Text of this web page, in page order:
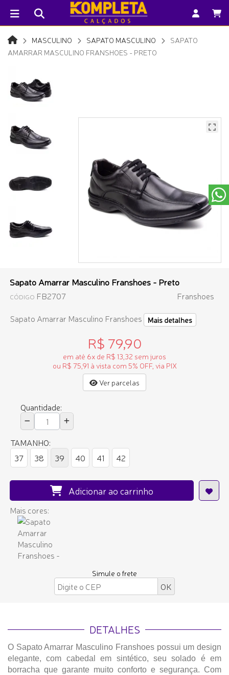
MASCULINO SAPATO MASCULINO
SAPATO
AMARRAR MASCULINO FRANSHOES - PRETO
Sapato Amarrar Masculino Franshoes - Preto
CÓDIGO FB2707
Franshoes
Sapato Amarrar Masculino Franshoes
Mais detalhes
R$ 79,90
em até 6x de R$ 13,32 sem juros
ou R$ 75,91 à vista com 5% OFF, via PIX
Ver parcelas
Quantidade:
TAMANHO:
37
38 39 40 41 42
Adicionar ao carrinho
Mais cores:
Simule o frete
DETALHES
O Sapato Amarrar Masculino Franshoes possui um design
elegante, com cabedal em sintético, seu solado é em
borracha que garante muito conforto e segurança. Com